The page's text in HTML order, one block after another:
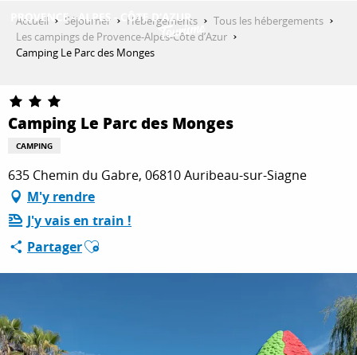
contenu
QUE FAIRE ?
SÉJOURNER
ESPACE PRO
Accueil Séjourner Hébergements
Tous les hébergements
Les campings de Provence-Alpes-Côte d’Azur
Camping Le Parc des Monges
Camping Le Parc des Monges
CAMPING
635 Chemin du Gabre, 06810 Auribeau-sur-Siagne
M'y rendre
J'y vais en train !
PartagerAjouter aux favoris